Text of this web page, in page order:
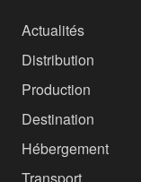
Actualités
Distribution
Production
Destination
Hébergement